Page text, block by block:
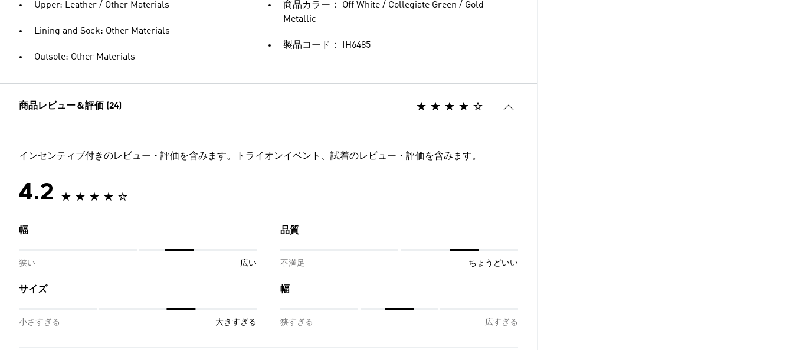
Upper: Leather / Other Materials
Lining and Sock: Other Materials
Outsole: Other Materials
商品カラー： Off White / Collegiate Green / Gold
Metallic
製品コード： IH6485
商品レビュー＆評価 (24)
インセンティブ付きのレビュー・評価を含みます。トライオンイベント、試着のレビュー・評価を含みます。
4.2
幅
狭い 広い
品質
不満足 ちょうどいい
サイズ
小さすぎる 大きすぎる
幅
狭すぎる 広すぎる